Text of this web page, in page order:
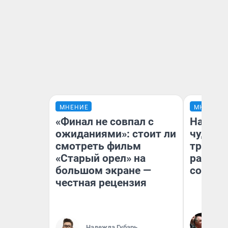
МНЕНИЕ
«Финал не совпал с
ожиданиями»: стоит ли
смотреть фильм
«Старый орел» на
большом экране —
честная рецензия
МНЕНИЕ
чудом